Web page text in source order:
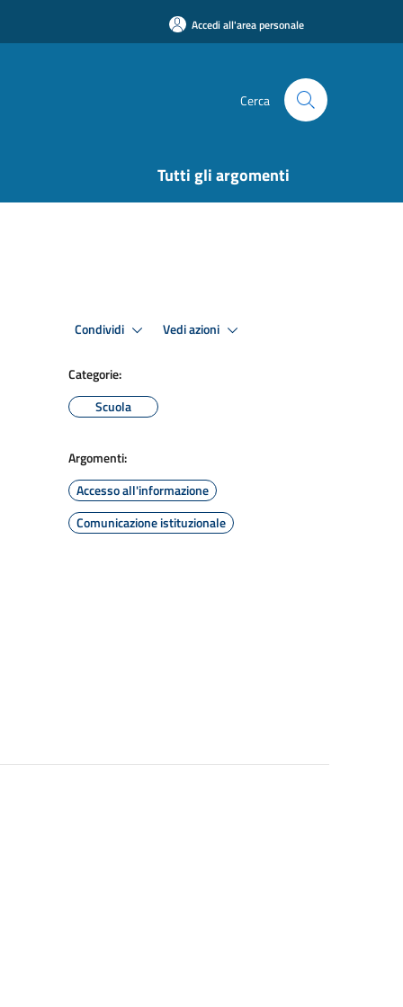
Accedi all'area personale
Cerca
Tutti gli argomenti
Condividi Vedi azioni
Categorie:
Scuola
Argomenti:
Accesso all'informazione
Comunicazione istituzionale